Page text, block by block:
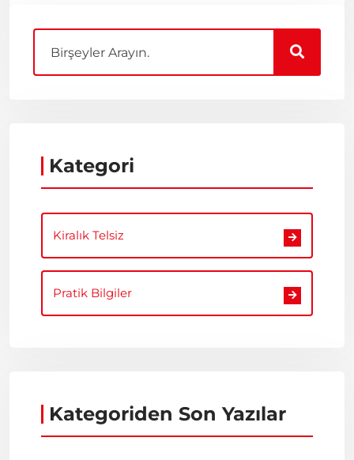
Kategori
Kiralık Telsiz
Pratik Bilgiler
Kategoriden Son Yazılar